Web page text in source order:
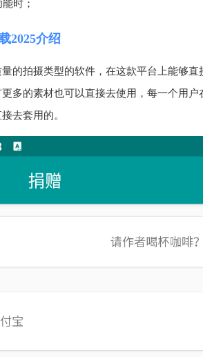
时；
2025介绍
的拍摄类型的软件，在这款平台上能够
多的素材也可以直接去使用，每一个用
去套用的。